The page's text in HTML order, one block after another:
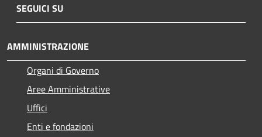
SEGUICI SU
AMMINISTRAZIONE
Organi di Governo
Aree Amministrative
Uffici
Enti e fondazioni